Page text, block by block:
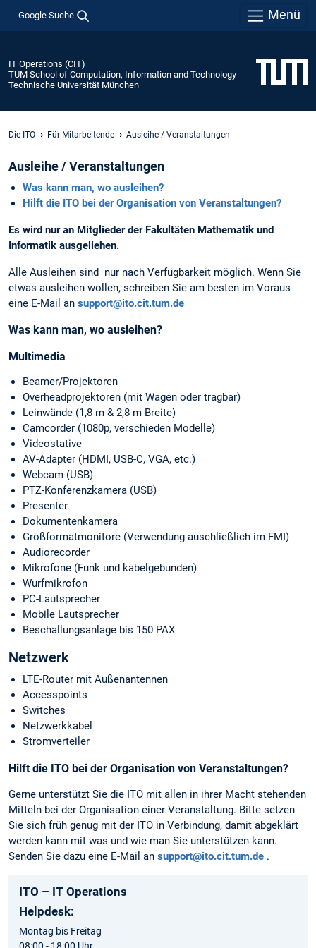
Google Suche Menü
IT Operations (CIT)
TUM School of Computation, Information and Technology
Technische Universität München
Die ITO Für Mitarbeitende Ausleihe / Veranstaltungen
Ausleihe / Veranstaltungen
Was kann man, wo ausleihen?
Hilft die ITO bei der Organisation von Veranstaltungen?
Es wird nur an Mitglieder der Fakultäten Mathematik und
Informatik ausgeliehen.
Alle Ausleihen sind nur nach Verfügbarkeit möglich. Wenn Sie
etwas ausleihen wollen, schreiben Sie am besten im Voraus
eine E-Mail an support@ito.cit.tum.de
Was kann man, wo ausleihen?
Multimedia
Beamer/Projektoren
Overheadprojektoren (mit Wagen oder tragbar)
Leinwände (1,8 m & 2,8 m Breite)
Camcorder (1080p, verschieden Modelle)
Videostative
AV-Adapter (HDMI, USB-C, VGA, etc.)
Webcam (USB)
PTZ-Konferenzkamera (USB)
Presenter
Dokumentenkamera
Großformatmonitore (Verwendung auschließlich im FMI)
Audiorecorder
Mikrofone (Funk und kabelgebunden)
Wurfmikrofon
PC-Lautsprecher
Mobile Lautsprecher
Beschallungsanlage bis 150 PAX
Netzwerk
LTE-Router mit Außenantennen
Accesspoints
Switches
Netzwerkkabel
Stromverteiler
Hilft die ITO bei der Organisation von Veranstaltungen?
Gerne unterstützt Sie die ITO mit allen in ihrer Macht stehenden
Mitteln bei der Organisation einer Veranstaltung. Bitte setzen
Sie sich früh genug mit der ITO in Verbindung, damit abgeklärt
werden kann mit was und wie man Sie unterstützen kann.
Senden Sie dazu eine E-Mail an support@ito.cit.tum.de .
ITO – IT Operations
Helpdesk:
Montag bis Freitag